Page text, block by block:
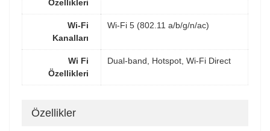
Özellikleri
Wi-Fi
Kanalları
Wi-Fi 5 (802.11 a/b/g/n/ac)
Wi Fi
Özellikleri
Dual-band, Hotspot, Wi-Fi Direct
Özellikler